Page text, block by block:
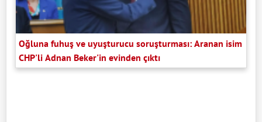
Oğluna fuhuş ve uyuşturucu soruşturması: Aranan isim
CHP'li Adnan Beker'in evinden çıktı